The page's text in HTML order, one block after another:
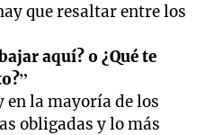
que resaltar entre los
aquí? o ¿Qué te
la mayoría de los
obligadas y lo más